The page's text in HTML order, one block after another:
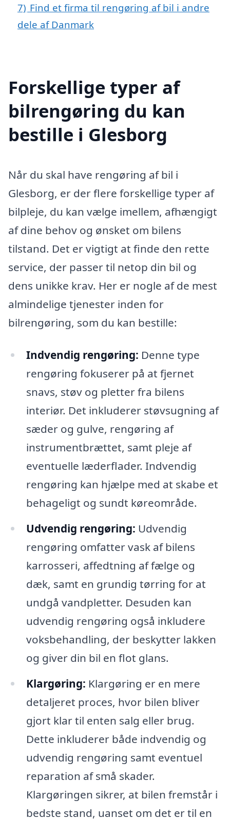
7) Find et firma til rengøring af bil i andre
dele af Danmark
Forskellige typer af
bilrengøring du kan
bestille i Glesborg
Når du skal have rengøring af bil i
Glesborg, er der flere forskellige typer af
bilpleje, du kan vælge imellem, afhængigt
af dine behov og ønsket om bilens
tilstand. Det er vigtigt at finde den rette
service, der passer til netop din bil og
dens unikke krav. Her er nogle af de mest
almindelige tjenester inden for
bilrengøring, som du kan bestille:
Indvendig rengøring: Denne type
rengøring fokuserer på at fjernet
snavs, støv og pletter fra bilens
interiør. Det inkluderer støvsugning af
sæder og gulve, rengøring af
instrumentbrættet, samt pleje af
eventuelle læderflader. Indvendig
rengøring kan hjælpe med at skabe et
behageligt og sundt køreområde.
Udvendig rengøring: Udvendig
rengøring omfatter vask af bilens
karrosseri, affedtning af fælge og
dæk, samt en grundig tørring for at
undgå vandpletter. Desuden kan
udvendig rengøring også inkludere
voksbehandling, der beskytter lakken
og giver din bil en flot glans.
Klargøring: Klargøring er en mere
detaljeret proces, hvor bilen bliver
gjort klar til enten salg eller brug.
Dette inkluderer både indvendig og
udvendig rengøring samt eventuel
reparation af små skader.
Klargøringen sikrer, at bilen fremstår i
bedste stand, uanset om det er til en